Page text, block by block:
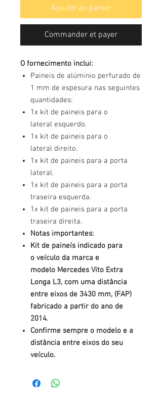
Ajouter au panier
Commander et payer
O fornecimento inclui:
Paineis de alúminio perfurado de
1 mm de espesura nas seguintes
quantidades:
1x kit de paineis para o
lateral esquerdo.
1x kit de paineis para o
lateral direito.
1x kit de paineis para a porta
lateral.
1x kit de paineis para a porta
traseira esquerda.
1x kit de paineis para a porta
traseira direita.
Notas importantes:
Kit de paineís indicado para
o veículo da marca e
modelo Mercedes Vito Extra
Longa L3, com uma distância
entre eixos de 3430 mm, (FAP)
fabricado a partir do ano de
2014.
Confirme sempre o modelo e a
distância entre eixos do seu
veículo.